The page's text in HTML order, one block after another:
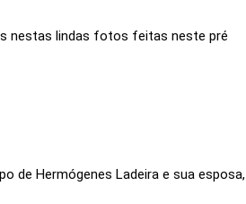
nestas lindas fotos feitas neste pré
de Hermógenes Ladeira e sua esposa,